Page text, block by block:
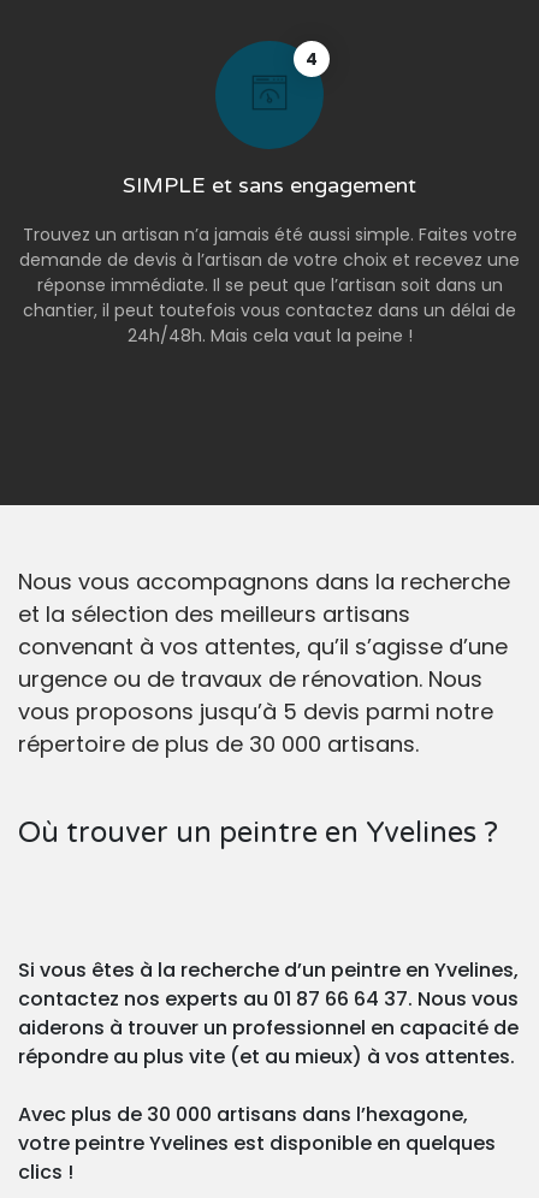
4
SIMPLE et sans engagement
Trouvez un artisan n’a jamais été aussi simple. Faites votre
demande de devis à l’artisan de votre choix et recevez une
réponse immédiate. Il se peut que l’artisan soit dans un
chantier, il peut toutefois vous contactez dans un délai de
24h/48h. Mais cela vaut la peine !
Nous vous accompagnons dans la recherche
et la sélection des meilleurs artisans
convenant à vos attentes, qu’il s’agisse d’une
urgence ou de travaux de rénovation. Nous
vous proposons jusqu’à 5 devis parmi notre
répertoire de plus de 30 000 artisans.
Où trouver un peintre en Yvelines ?
Si vous êtes à la recherche d’un peintre en Yvelines,
contactez nos experts au 01 87 66 64 37. Nous vous
aiderons à trouver un professionnel en capacité de
répondre au plus vite (et au mieux) à vos attentes.
Avec plus de 30 000 artisans dans l’hexagone,
votre peintre Yvelines est disponible en quelques
clics !